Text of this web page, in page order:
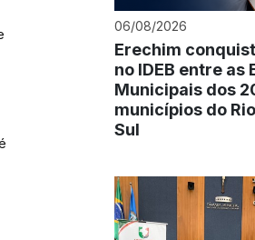
06/08/2026
Erechim
no IDEB entre as
Municipais dos
municípios do
Sul